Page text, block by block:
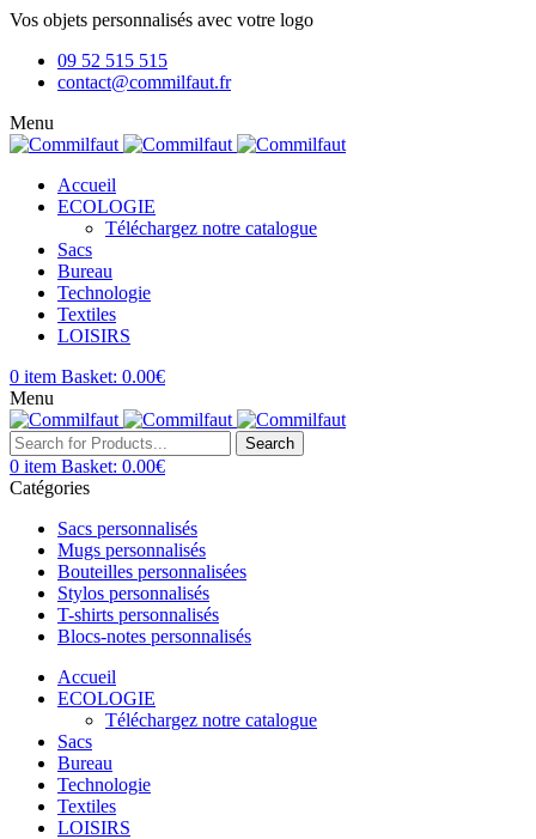
Vos objets personnalisés avec votre logo
09 52 515 515
contact@commilfaut.fr
Menu
Accueil
ECOLOGIE
Téléchargez notre catalogue
Sacs
Bureau
Technologie
Textiles
LOISIRS
0 item Basket: 0.00€
Menu
Search
0 item Basket: 0.00€
Catégories
Sacs personnalisés
Mugs personnalisés
Bouteilles personnalisées
Stylos personnalisés
T-shirts personnalisés
Blocs-notes personnalisés
Accueil
ECOLOGIE
Téléchargez notre catalogue
Sacs
Bureau
Technologie
Textiles
LOISIRS